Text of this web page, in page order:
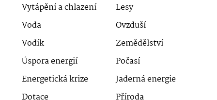
Vytápění a chlazení
Lesy
Voda
Ovzduší
Vodík
Zemědělství
Úspora energií
Počasí
Energetická krize
Jaderná energie
Dotace
Příroda